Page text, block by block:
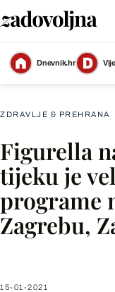
Dnevnik.hr
ZDRAVLJE & PREHRANA
Figurella
tijeku je
programe
Zagrebu,
15-01-2021
X